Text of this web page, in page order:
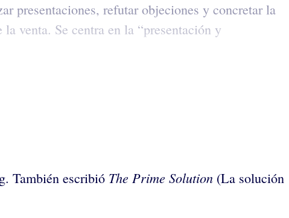
presentaciones, refutar objeciones y concretar la
venta. Se centra en la “presentación y
También escribió The Prime Solution (La solución